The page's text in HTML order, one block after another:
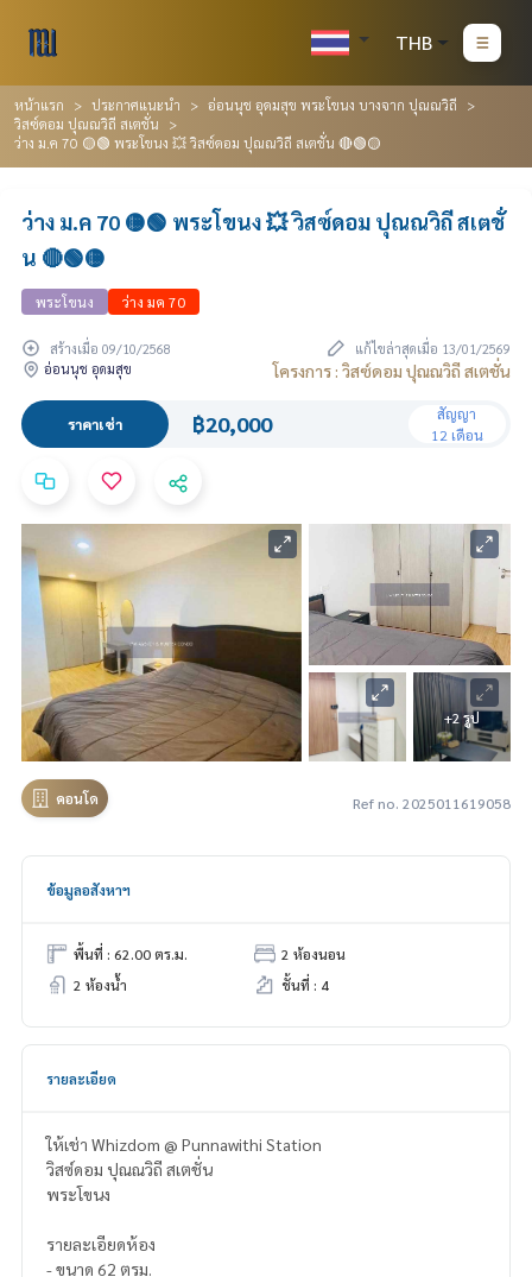
THB
หน้าแรก ประกาศแนะนำ
อ่อนนุช อุดมสุข พระโขนง บางจาก ปุณณวิถี
วิสซ์ดอม ปุณณวิถี สเตชั่น
ว่าง ม.ค 70 🟡🟢 พระโขนง 💥 วิสซ์ดอม ปุณณวิถี สเตชั่น 🔴🟢🟡
ว่าง ม.ค 70 🟡🟢 พระโขนง 💥 วิสซ์ดอม ปุณณวิถี สเตชั่
น 🔴🟢🟡
พระโขนง ว่าง มค 70
สร้างเมื่อ 09/10/2568
แก้ไขล่าสุดเมื่อ 13/01/2569
อ่อนนุช อุดมสุข
โครงการ : วิสซ์ดอม ปุณณวิถี สเตชั่น
ราคาเช่า ฿20,000
สัญญา
12 เดือน
+2 รูป
คอนโด Ref no. 2025011619058
ข้อมูลอสังหาฯ
พื้นที่ : 62.00 ตร.ม.
2 ห้องนอน
2 ห้องน้ำ
ชั้นที่ : 4
รายละเอียด
ให้เช่า Whizdom @ Punnawithi Station
วิสซ์ดอม ปุณณวิถี สเตชั่น
พระโขนง
รายละเอียดห้อง
- ขนาด 62 ตรม.